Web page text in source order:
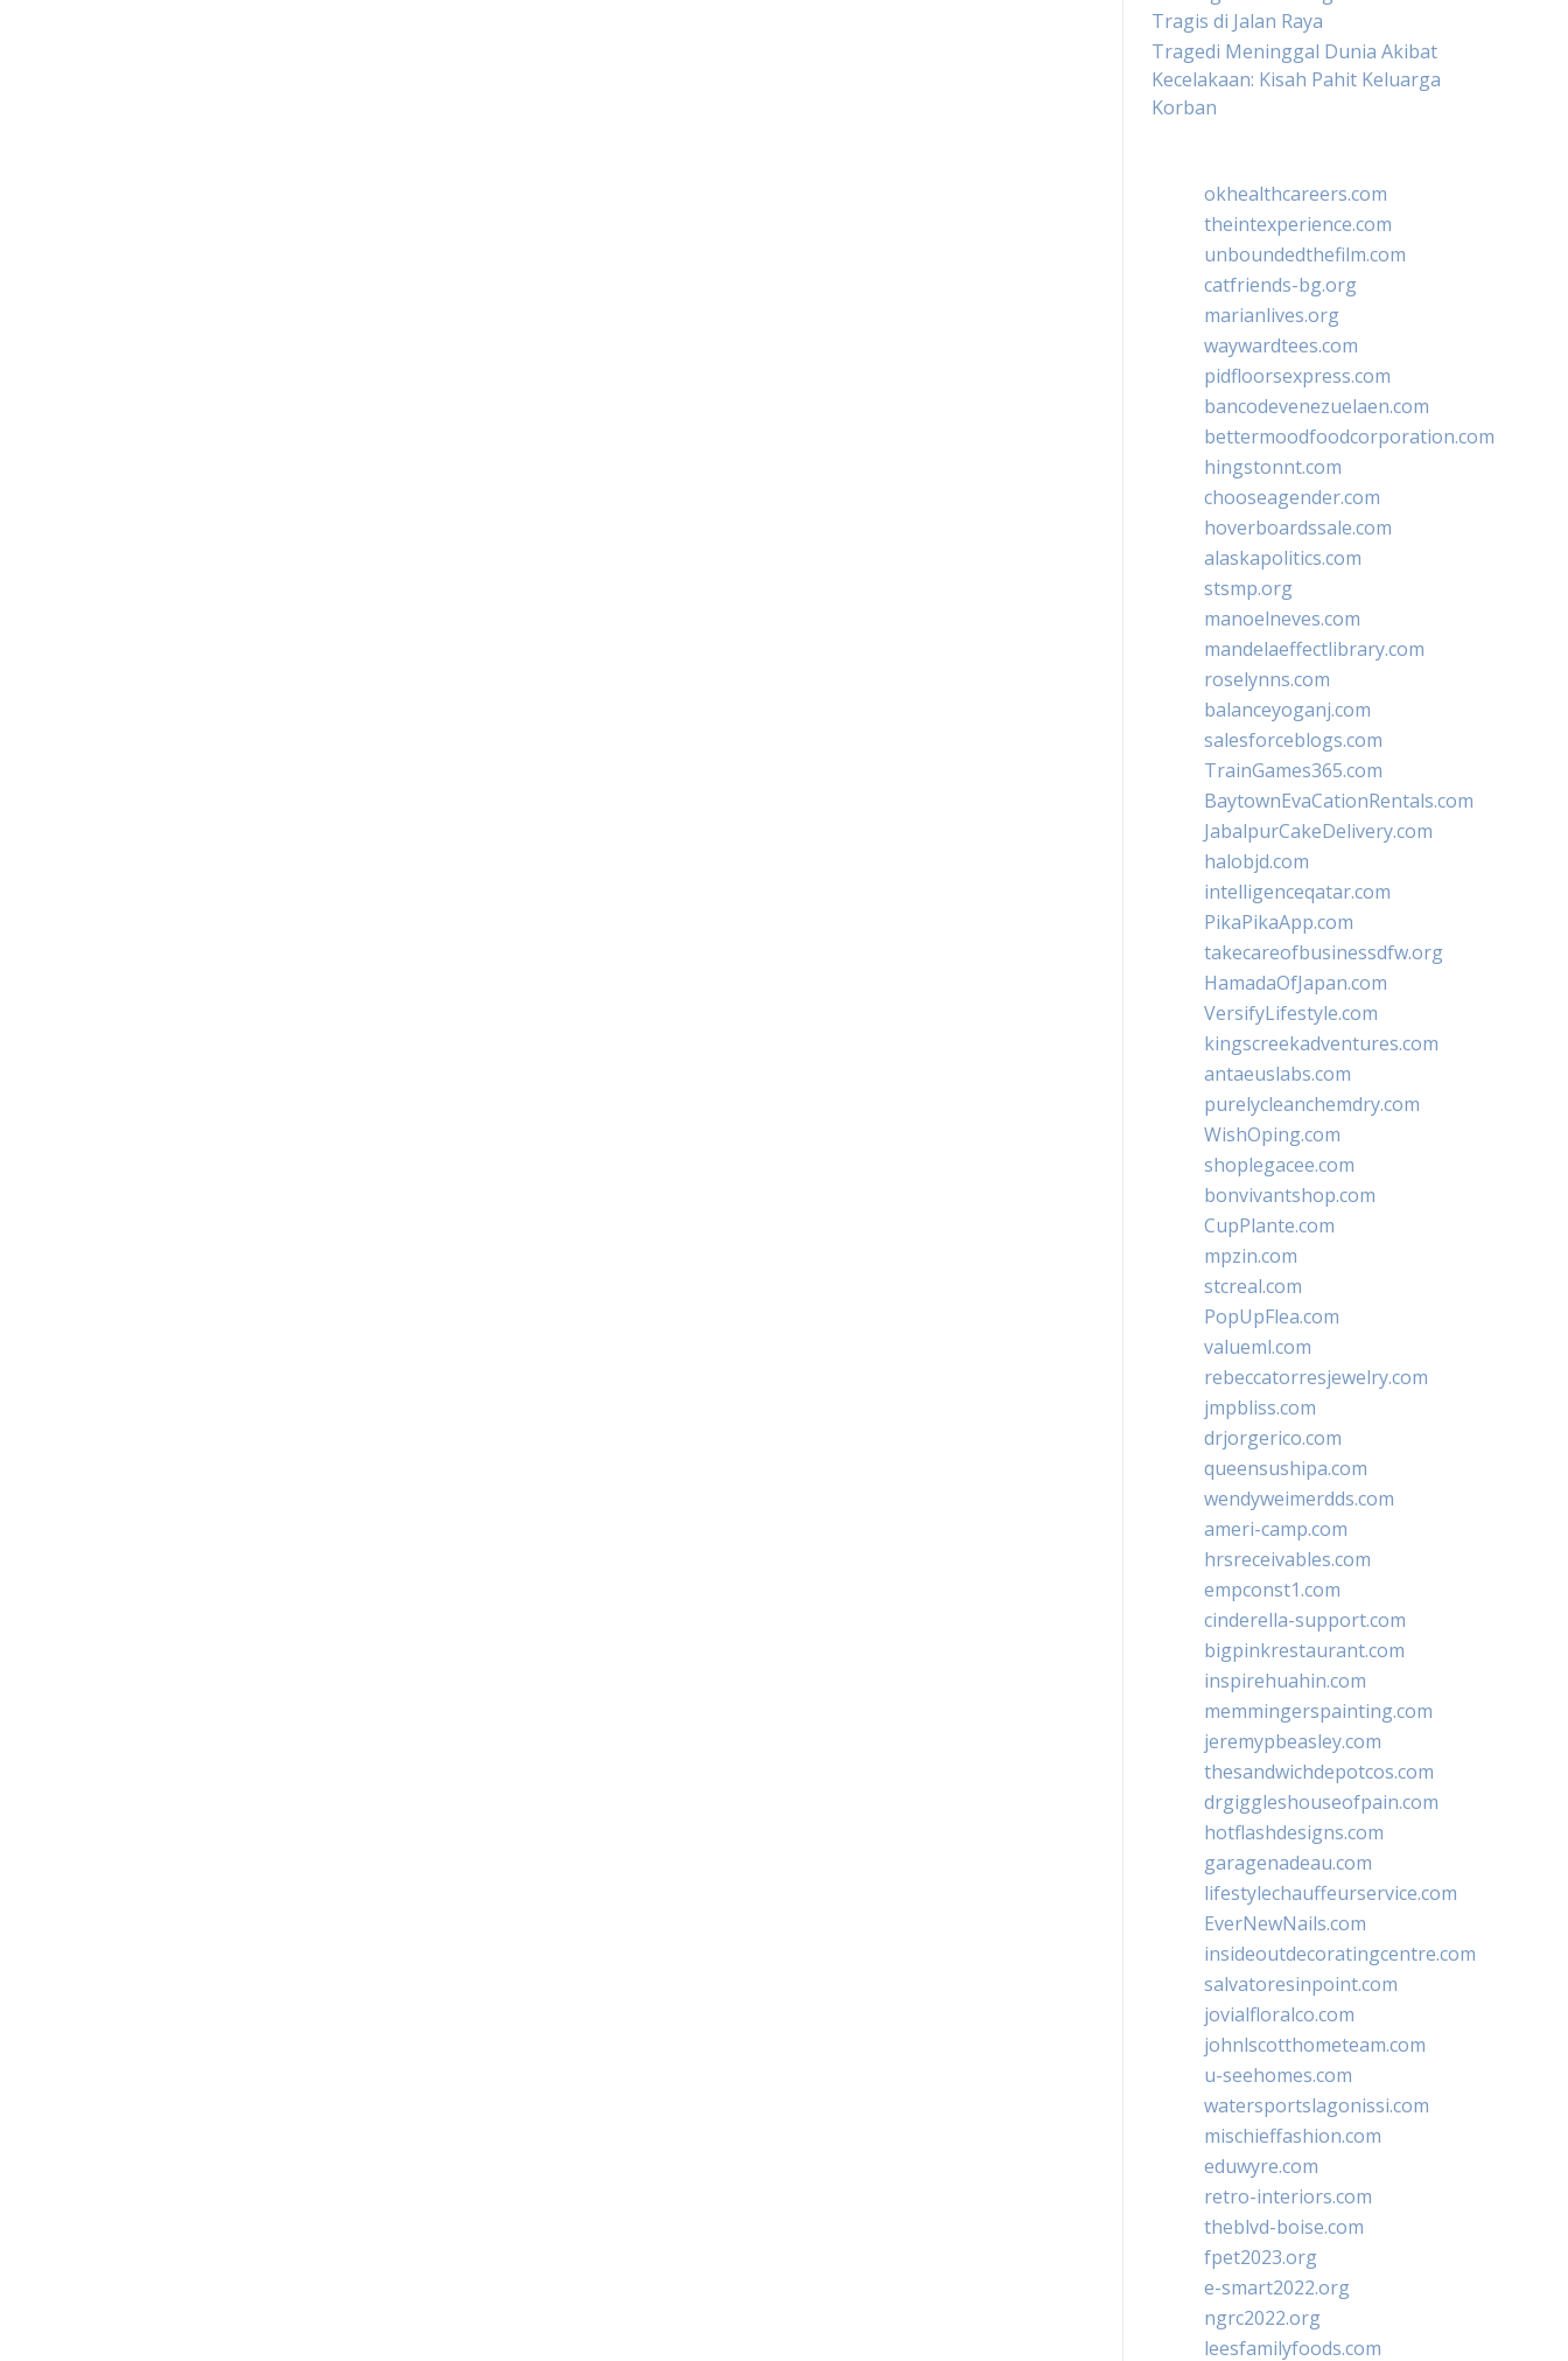
Tragis di Jalan Raya
Tragedi Meninggal Dunia Akibat
Kecelakaan: Kisah Pahit Keluarga
Korban
okhealthcareers.com
theintexperience.com
unboundedthefilm.com
catfriends-bg.org
marianlives.org
waywardtees.com
pidfloorsexpress.com
bancodevenezuelaen.com
bettermoodfoodcorporation.com
hingstonnt.com
chooseagender.com
hoverboardssale.com
alaskapolitics.com
stsmp.org
manoelneves.com
mandelaeffectlibrary.com
roselynns.com
balanceyoganj.com
salesforceblogs.com
TrainGames365.com
BaytownEvaCationRentals.com
JabalpurCakeDelivery.com
halobjd.com
intelligenceqatar.com
PikaPikaApp.com
takecareofbusinessdfw.org
HamadaOfJapan.com
VersifyLifestyle.com
kingscreekadventures.com
antaeuslabs.com
purelycleanchemdry.com
WishOping.com
shoplegacee.com
bonvivantshop.com
CupPlante.com
mpzin.com
stcreal.com
PopUpFlea.com
valueml.com
rebeccatorresjewelry.com
jmpbliss.com
drjorgerico.com
queensushipa.com
wendyweimerdds.com
ameri-camp.com
hrsreceivables.com
empconst1.com
cinderella-support.com
bigpinkrestaurant.com
inspirehuahin.com
memmingerspainting.com
jeremypbeasley.com
thesandwichdepotcos.com
drgiggleshouseofpain.com
hotflashdesigns.com
garagenadeau.com
lifestylechauffeurservice.com
EverNewNails.com
insideoutdecoratingcentre.com
salvatoresinpoint.com
jovialfloralco.com
johnlscotthometeam.com
u-seehomes.com
watersportslagonissi.com
mischieffashion.com
eduwyre.com
retro-interiors.com
theblvd-boise.com
fpet2023.org
e-smart2022.org
ngrc2022.org
leesfamilyfoods.com